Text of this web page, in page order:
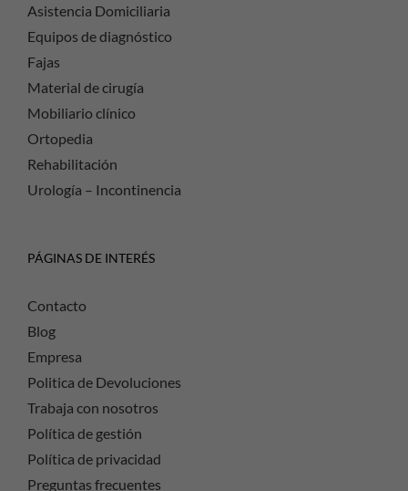
Asistencia Domiciliaria
Equipos de diagnóstico
Fajas
Material de cirugía
Mobiliario clínico
Ortopedia
Rehabilitación
Urología – Incontinencia
PÁGINAS DE INTERÉS
Contacto
Blog
Empresa
Politica de Devoluciones
Trabaja con nosotros
Política de gestión
Política de privacidad
Preguntas frecuentes